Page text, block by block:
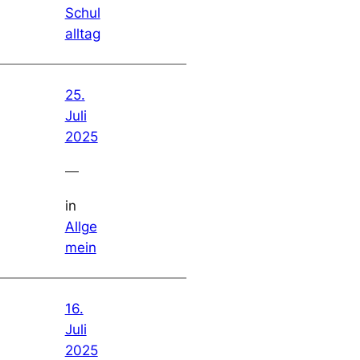
Schul
alltag
25.
Juli
2025
—
in
Allge
mein
16.
Juli
2025